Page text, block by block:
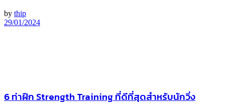
by thip
29/01/2024
6 ท่าฝึก Strength Training ที่ดีที่สุดสำหรับนักวิ่ง